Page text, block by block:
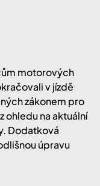
motorových
v jízdě
zákonem pro
ohledu na aktuální
Dodatková
úpravu